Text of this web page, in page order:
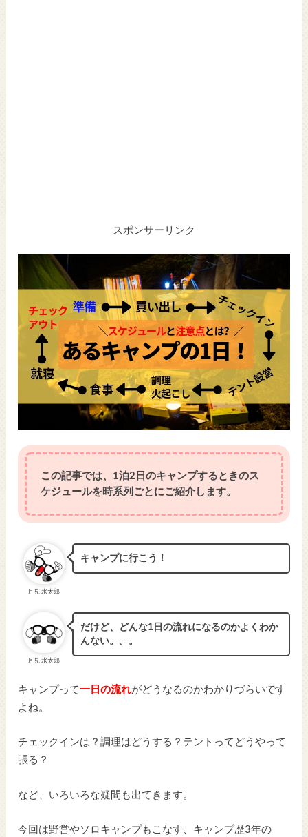
スポンサーリンク
この記事では、1泊2日のキャンプするときのス
ケジュールを時系列ごとにご紹介します。
月見 水太郎
キャンプに行こう！
月見 水太郎
だけど、どんな1日の流れになるのかよくわか
んない。。。
キャンプって一日の流れがどうなるのかわかりづらいです
よね。
チェックインは？調理はどうする？テントってどうやって
張る？
など、いろいろな疑問も出てきます。
今回は野営やソロキャンプもこなす、キャンプ歴3年の